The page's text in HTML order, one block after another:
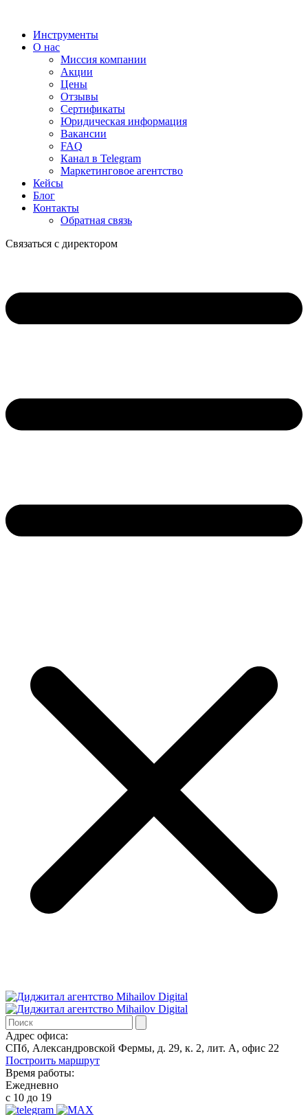
Инструменты
О нас
Миссия компании
Акции
Цены
Отзывы
Сертификаты
Юридическая информация
Вакансии
FAQ
Канал в Telegram
Маркетинговое агентство
Кейсы
Блог
Контакты
Обратная связь
Связаться с директором
Адрес офиса:
СПб, Александровской Фермы, д. 29, к. 2, лит. А, офис 22
Построить маршрут
Время работы:
Ежедневно
с 10 до 19